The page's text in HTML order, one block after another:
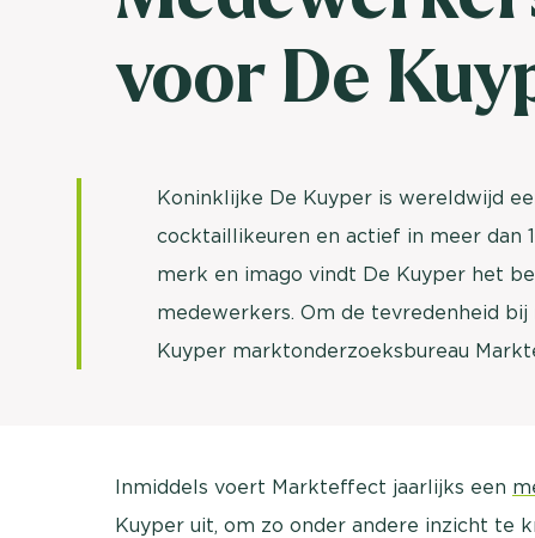
voor De
Koninklijke De Kuyper is wereldwijd
cocktaillikeuren en actief in meer dan
merk en imago vindt De Kuyper het
medewerkers. Om de tevredenheid
Kuyper marktonderzoeksbureau
Inmiddels voert Markteffect jaarlijks een
Kuyper uit, om zo onder andere inzicht te